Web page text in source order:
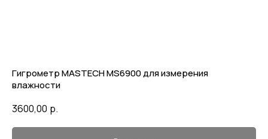
Гигрометр MASTECH MS6900 для измерения
влажности
3600,00 р.